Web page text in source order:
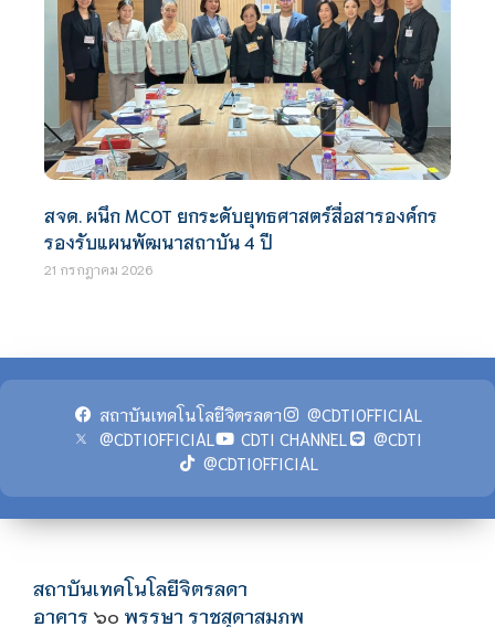
สจด. ผนึก MCOT ยกระดับยุทธศาสตร์สื่อสารองค์กร
รองรับแผนพัฒนาสถาบัน 4 ปี
21 กรกฎาคม 2026
สถาบันเทคโนโลยีจิตรลดา
@CDTIOFFICIAL
@CDTIOFFICIAL
CDTI CHANNEL
@CDTI
@CDTIOFFICIAL
สถาบันเทคโนโลยีจิตรลดา
อาคาร ๖๐ พรรษา ราชสุดาสมภพ